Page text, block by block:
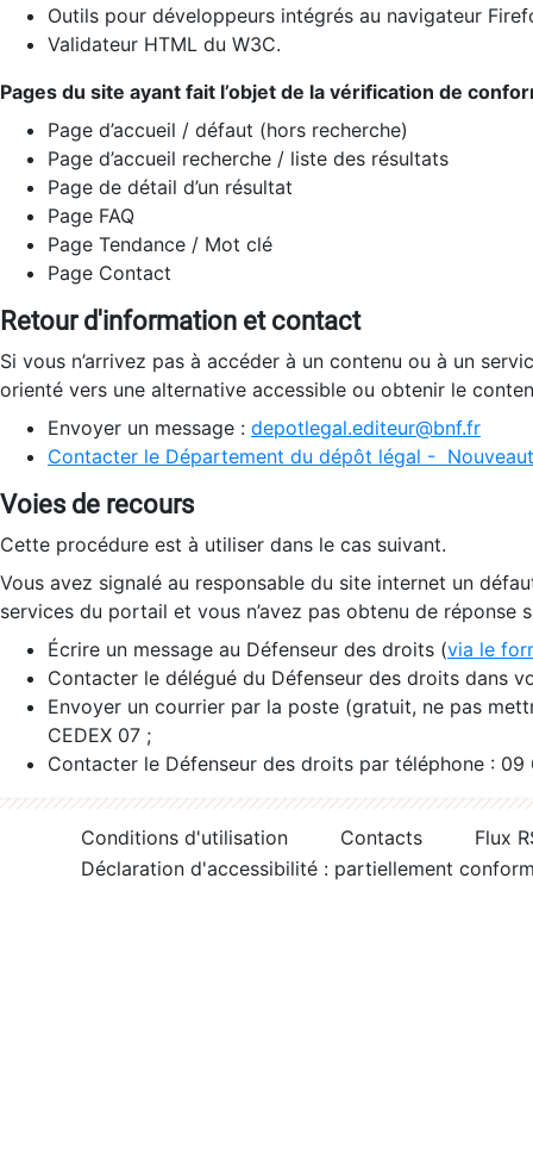
Outils pour développeurs intégrés au navigateur
Validateur HTML du W3C.
Pages du site ayant fait l’objet de la vérification de
Page d’accueil / défaut (hors recherche)
Page d’accueil recherche / liste des résultats
Page de détail d’un résultat
Page FAQ
Page Tendance / Mot clé
Page Contact
Retour d'information et contact
Si vous n’arrivez pas à accéder à un contenu ou à un
orienté vers une alternative accessible ou obtenir le
Envoyer un message : depotlegal.editeur@bnf.fr
Contacter le Département du dépôt légal -
Voies de recours
Cette procédure est à utiliser dans le cas suivant.
Vous avez signalé au responsable du site internet un
services du portail et vous n’avez pas obtenu de réponse
Écrire un message au Défenseur des droits (via le
Contacter le délégué du Défenseur des droits dans
Envoyer un courrier par la poste (gratuit, ne pas
CEDEX 07 ;
Contacter le Défenseur des droits par téléphone :
Conditions d'utilisation Contacts
Flux
Déclaration d'accessibilité : partiellement